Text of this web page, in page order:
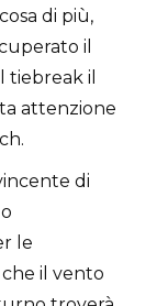
di più,
il
tiebreak il
attenzione
di
le
il vento